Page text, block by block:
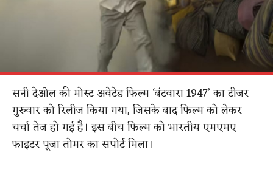
सनी देओल की मोस्ट अवेटेड फिल्म ‘बंटवारा 1947’ का टीजर
गुरुवार को रिलीज किया गया, जिसके बाद फिल्म को लेकर
चर्चा तेज हो गई है। इस बीच फिल्म को भारतीय एमएमए
फाइटर पूजा तोमर का सपोर्ट मिला।